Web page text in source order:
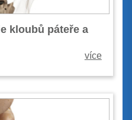
kloubů páteře a
více